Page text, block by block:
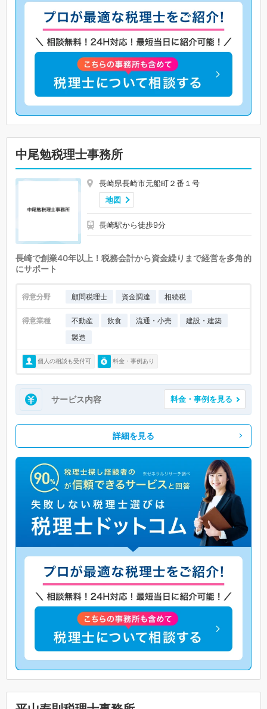
中尾勉税理士事務所
長崎県長崎市元船町２番１号
地図
長崎駅から徒歩9分
長崎で創業40年以上！税務会計から資金繰りまで経営を多角的
にサポート
得意分野 顧問税理士 資金調達 相続税
得意業種 不動産 飲食 流通・小売
建設・建築
製造
個人の相談も受付可 料金・事例あり
サービス内容 料金・事例を見る
詳細を見る